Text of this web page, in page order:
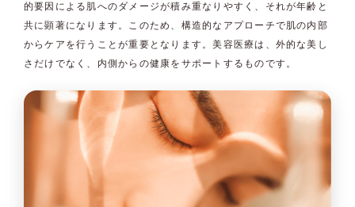
的要因による肌へのダメージが積み重なりやすく、それが年齢と
共に顕著になります。このため、構造的なアプローチで肌の内部
からケアを行うことが重要となります。美容医療は、外的な美し
さだけでなく、内側からの健康をサポートするものです。